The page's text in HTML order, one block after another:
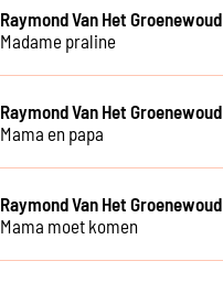
Raymond Van Het Groenewoud
Madame praline
Raymond Van Het Groenewoud
Mama en papa
Raymond Van Het Groenewoud
Mama moet komen